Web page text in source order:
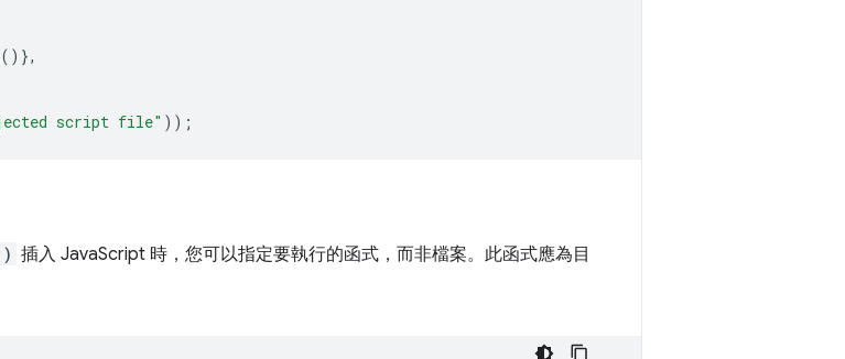
()},
script file" ));
插入 JavaScript 時，您可以指定要執行的函式，而非檔案。此函式應為目